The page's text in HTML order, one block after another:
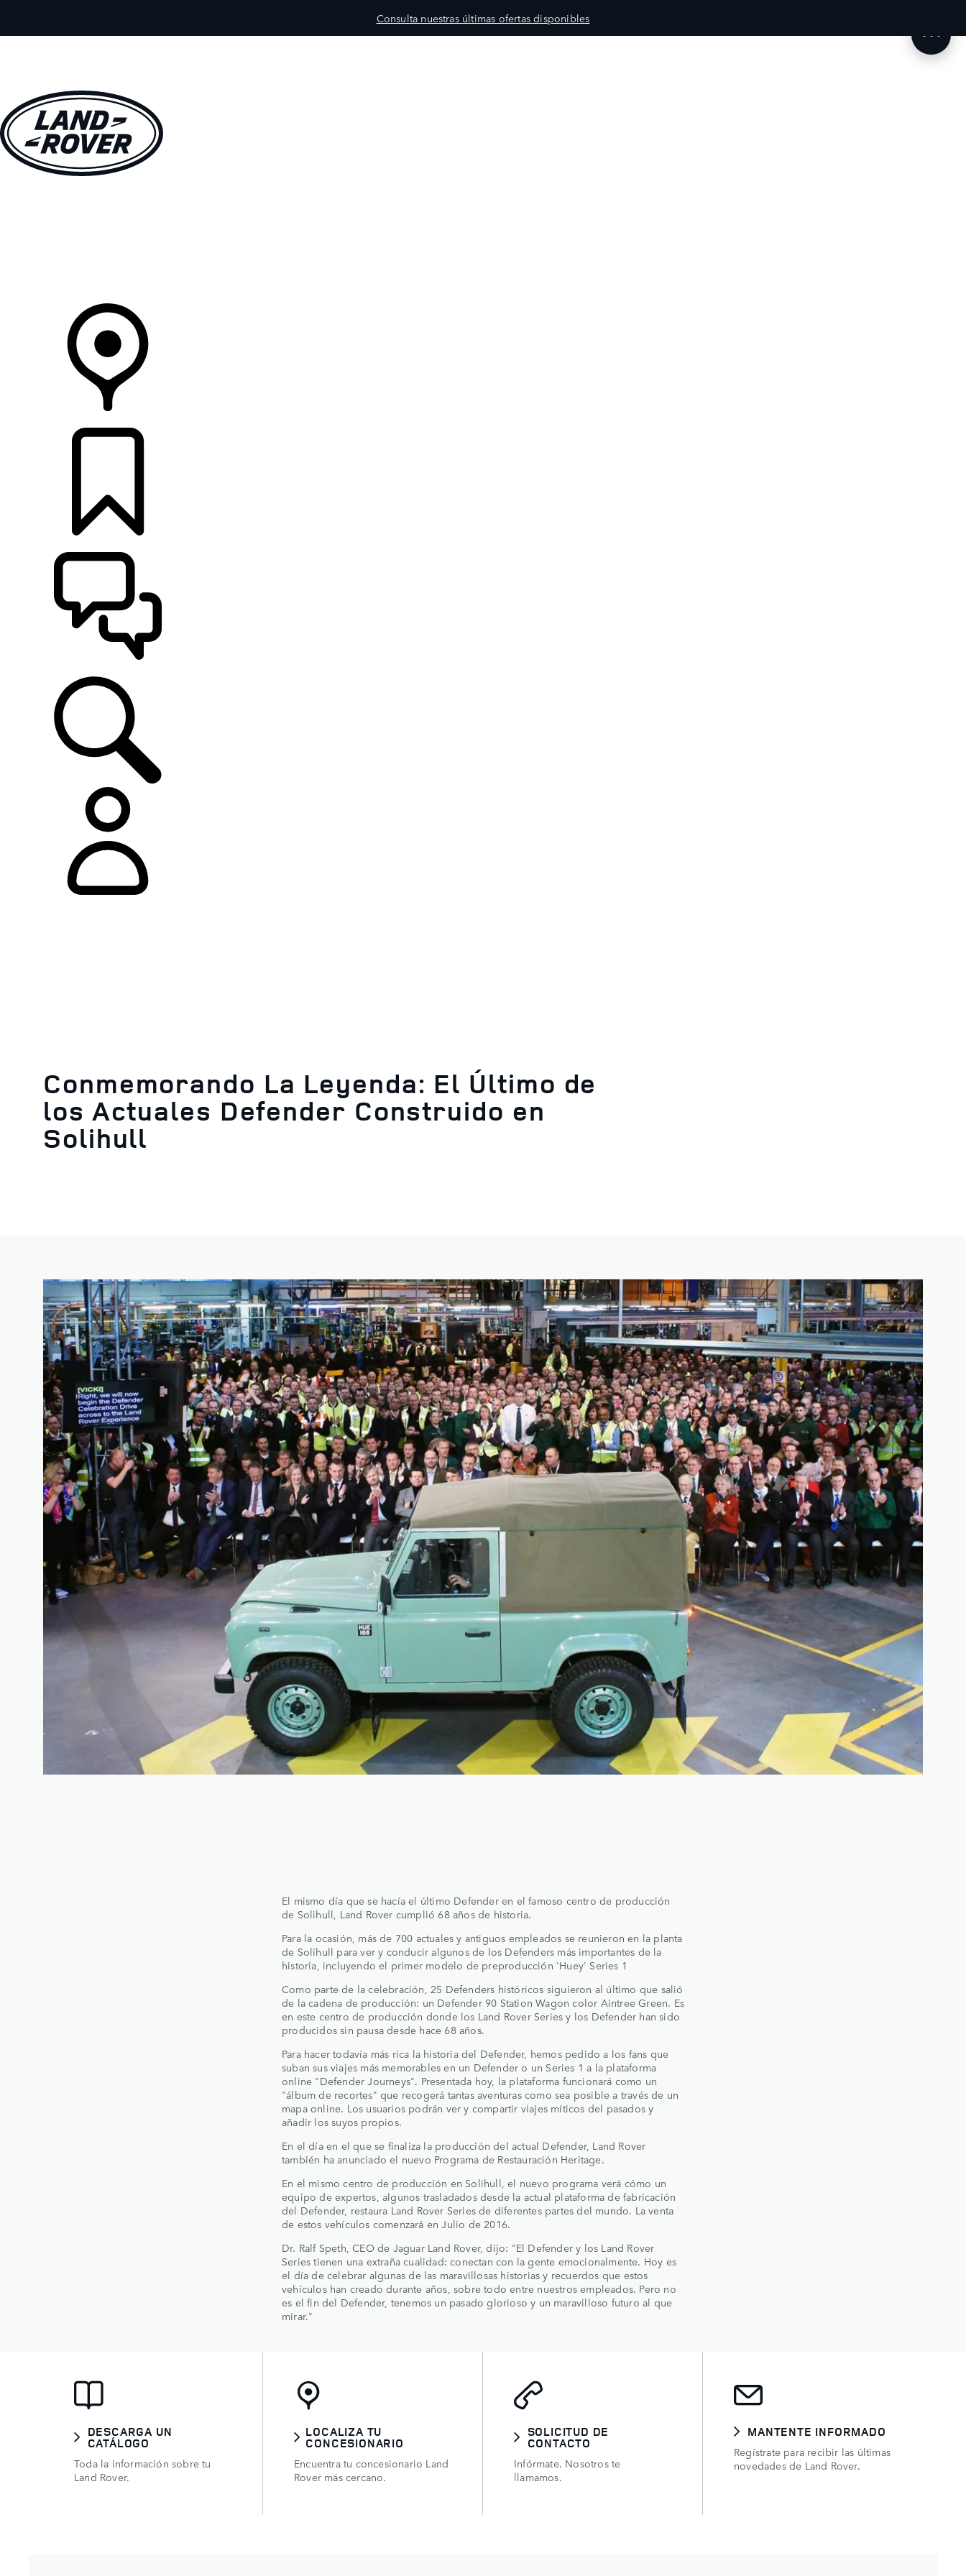
Consulta nuestras últimas ofertas disponibles
Conmemorando La Leyenda: El Último de
los Actuales Defender Construido en
Solihull
El mismo día que se hacía el último Defender en el famoso centro de producción
de Solihull, Land Rover cumplió 68 años de historia.
Para la ocasión, más de 700 actuales y antiguos empleados se reunieron en la planta
de Solihull para ver y conducir algunos de los Defenders más importantes de la
historia, incluyendo el primer modelo de preproducción 'Huey' Series 1
Como parte de la celebración, 25 Defenders históricos siguieron al último que salió
de la cadena de producción: un Defender 90 Station Wagon color Aintree Green. Es
en este centro de producción donde los Land Rover Series y los Defender han sido
producidos sin pausa desde hace 68 años.
Para hacer todavía más rica la historia del Defender, hemos pedido a los fans que
suban sus viajes más memorables en un Defender o un Series 1 a la plataforma
online "Defender Journeys". Presentada hoy, la plataforma funcionará como un
"álbum de recortes" que recogerá tantas aventuras como sea posible a través de un
mapa online. Los usuarios podrán ver y compartir viajes míticos del pasados y
añadir los suyos propios.
En el día en el que se finaliza la producción del actual Defender, Land Rover
también ha anunciado el nuevo Programa de Restauración Heritage.
En el mismo centro de producción en Solihull, el nuevo programa verá cómo un
equipo de expertos, algunos trasladados desde la actual plataforma de fabricación
del Defender, restaura Land Rover Series de diferentes partes del mundo. La venta
de estos vehículos comenzará en Julio de 2016.
Dr. Ralf Speth, CEO de Jaguar Land Rover, dijo: "El Defender y los Land Rover
Series tienen una extraña cualidad: conectan con la gente emocionalmente. Hoy es
el día de celebrar algunas de las maravillosas historias y recuerdos que estos
vehículos han creado durante años, sobre todo entre nuestros empleados. Pero no
es el fin del Defender, tenemos un pasado glorioso y un maravilloso futuro al que
mirar."
DESCARGA UN
CATÁLOGO
Toda la información sobre tu
Land Rover.
LOCALIZA TU
CONCESIONARIO
Encuentra tu concesionario Land
Rover más cercano.
SOLICITUD DE
CONTACTO
Infórmate. Nosotros te
llamamos.
MANTENTE INFORMADO
Regístrate para recibir las últimas
novedades de Land Rover.